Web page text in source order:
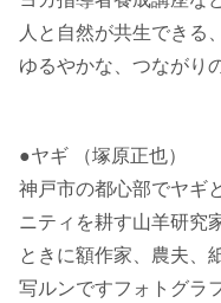
人と自然が共生できる
ゆるやかな、つながり
●ヤギ （塚原正也）
神戸市の都心部でヤギ
ニティを耕す山羊研究
ときに額作家、農夫、
写ルンですフォトグラ